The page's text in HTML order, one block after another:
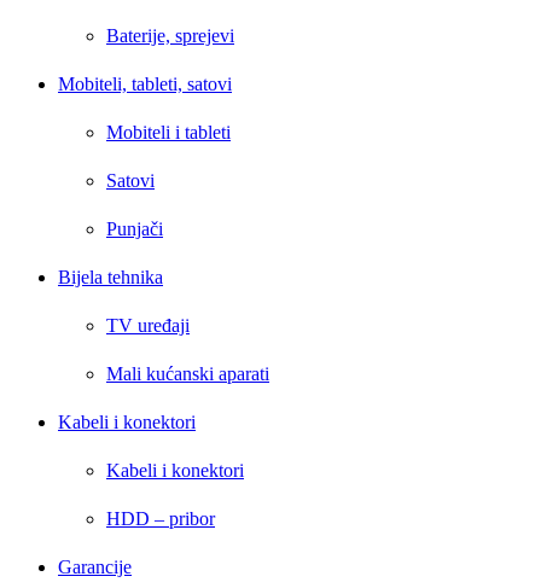
Baterije, sprejevi
Mobiteli, tableti, satovi
Mobiteli i tableti
Satovi
Punjači
Bijela tehnika
TV uređaji
Mali kućanski aparati
Kabeli i konektori
Kabeli i konektori
HDD – pribor
Garancije